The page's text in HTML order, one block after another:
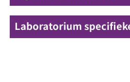
Laboratorium